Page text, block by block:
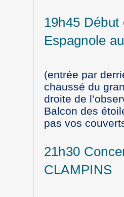
19h45 Début
Espagnole
(entrée par
chaussé du
droite de
Balcon des
pas vos
21h30
CLAMPINS